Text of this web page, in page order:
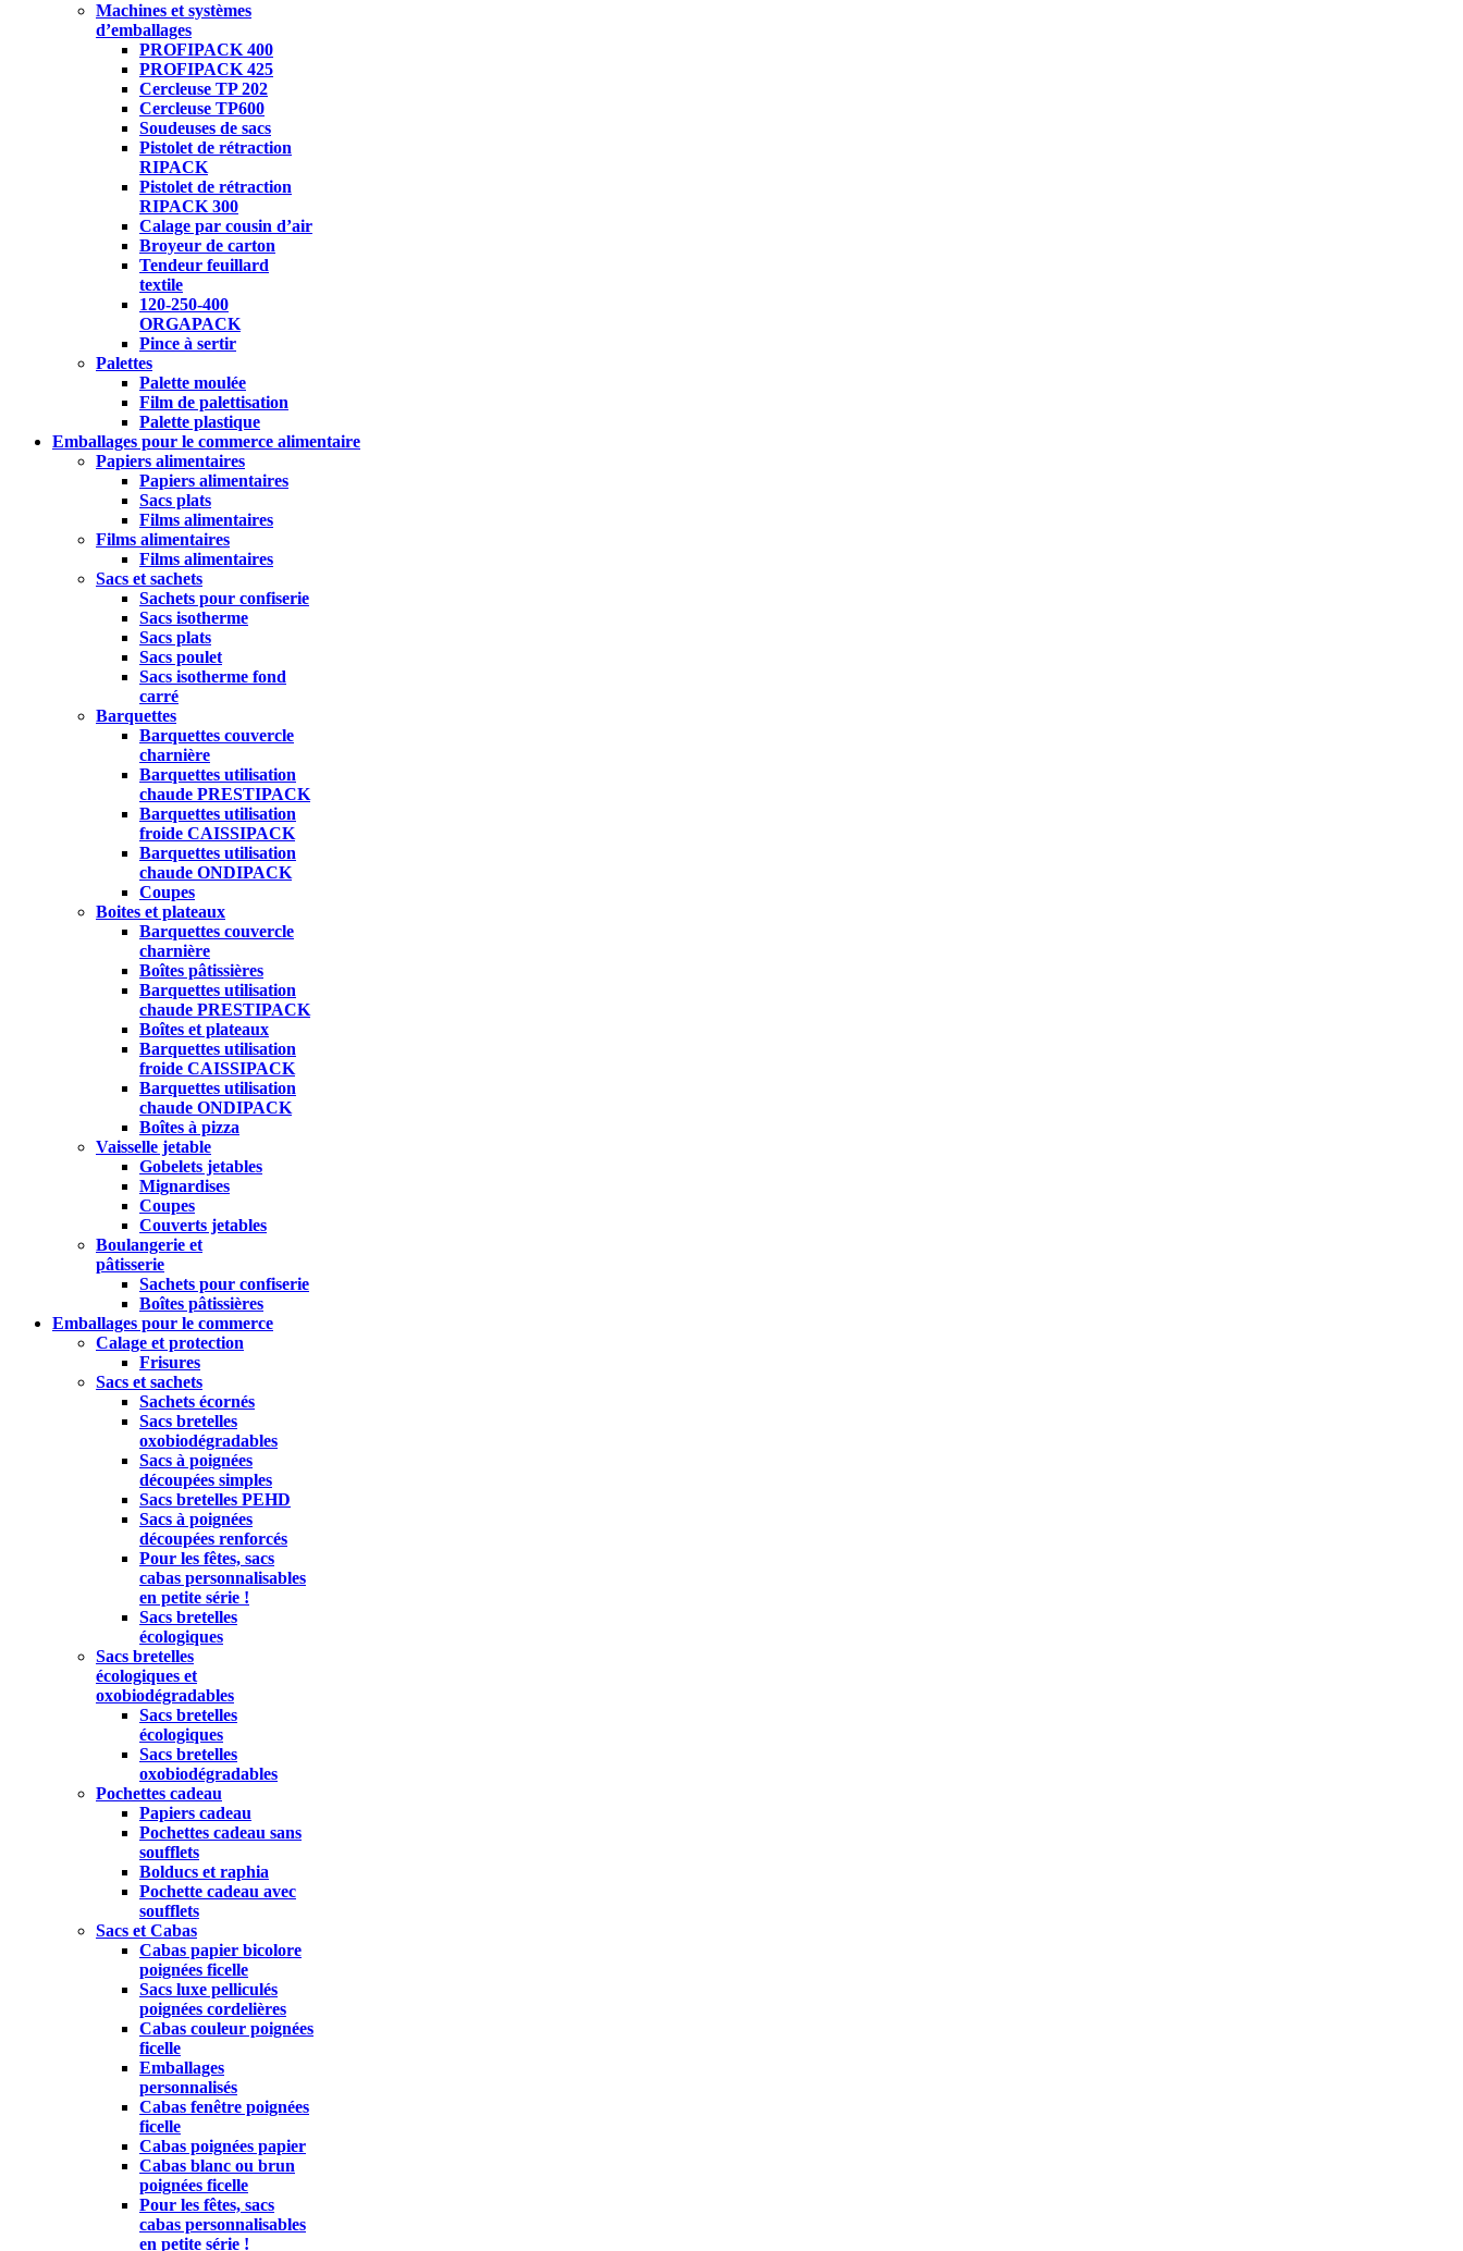
Machines et systèmes
d’emballages
PROFIPACK 400
PROFIPACK 425
Cercleuse TP 202
Cercleuse TP600
Soudeuses de sacs
Pistolet de rétraction
RIPACK
Pistolet de rétraction
RIPACK 300
Calage par cousin d’air
Broyeur de carton
Tendeur feuillard
textile
120-250-400
ORGAPACK
Pince à sertir
Palettes
Palette moulée
Film de palettisation
Palette plastique
Emballages pour le commerce alimentaire
Papiers alimentaires
Papiers alimentaires
Sacs plats
Films alimentaires
Films alimentaires
Films alimentaires
Sacs et sachets
Sachets pour confiserie
Sacs isotherme
Sacs plats
Sacs poulet
Sacs isotherme fond
carré
Barquettes
Barquettes couvercle
charnière
Barquettes utilisation
chaude PRESTIPACK
Barquettes utilisation
froide CAISSIPACK
Barquettes utilisation
chaude ONDIPACK
Coupes
Boites et plateaux
Barquettes couvercle
charnière
Boîtes pâtissières
Barquettes utilisation
chaude PRESTIPACK
Boîtes et plateaux
Barquettes utilisation
froide CAISSIPACK
Barquettes utilisation
chaude ONDIPACK
Boîtes à pizza
Vaisselle jetable
Gobelets jetables
Mignardises
Coupes
Couverts jetables
Boulangerie et
pâtisserie
Sachets pour confiserie
Boîtes pâtissières
Emballages pour le commerce
Calage et protection
Frisures
Sacs et sachets
Sachets écornés
Sacs bretelles
oxobiodégradables
Sacs à poignées
découpées simples
Sacs bretelles PEHD
Sacs à poignées
découpées renforcés
Pour les fêtes, sacs
cabas personnalisables
en petite série !
Sacs bretelles
écologiques
Sacs bretelles
écologiques et
oxobiodégradables
Sacs bretelles
écologiques
Sacs bretelles
oxobiodégradables
Pochettes cadeau
Papiers cadeau
Pochettes cadeau sans
soufflets
Bolducs et raphia
Pochette cadeau avec
soufflets
Sacs et Cabas
Cabas papier bicolore
poignées ficelle
Sacs luxe pelliculés
poignées cordelières
Cabas couleur poignées
ficelle
Emballages
personnalisés
Cabas fenêtre poignées
ficelle
Cabas poignées papier
Cabas blanc ou brun
poignées ficelle
Pour les fêtes, sacs
cabas personnalisables
en petite série !